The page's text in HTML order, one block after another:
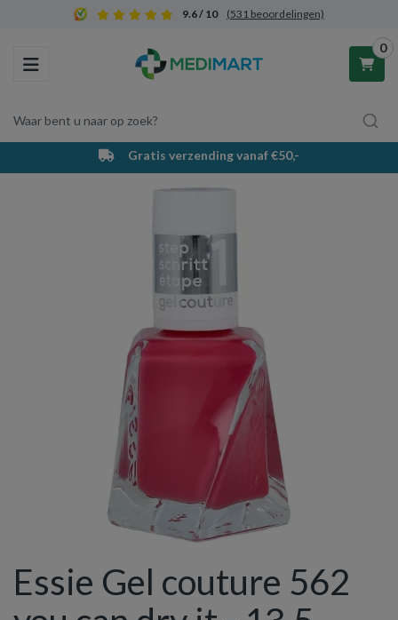
9.6 / 10 (531 beoordelingen)
Toggle navigation
Waar bent u naar op zoek?
0
Winkelwagen
Uw winkelwagen is leeg.
Vul hem met producten.
Gratis verzending vanaf €50,-
Essie Gel couture 562